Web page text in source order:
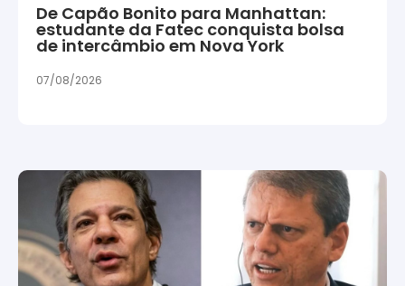
De Capão Bonito para Manhattan:
estudante da Fatec conquista bolsa
de intercâmbio em Nova York
07/08/2026